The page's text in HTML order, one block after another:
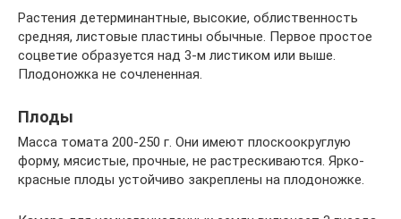
Растения детерминантные, высокие, облиственность
средняя, листовые пластины обычные. Первое простое
соцветие образуется над 3-м листиком или выше.
Плодоножка не сочлененная.
Плоды
Масса томата 200-250 г. Они имеют плоскоокруглую
форму, мясистые, прочные, не растрескиваются. Ярко-
красные плоды устойчиво закреплены на плодоножке.